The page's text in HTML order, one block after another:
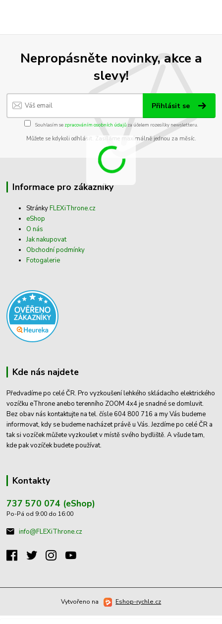
Nepropásněte novinky, akce a
slevy!
Přihlásit se
Souhlasím se zpracováním osobních údajůza účelem rozesílky newsletteru.
Můžete se kdykoli odhlásit. Zasíláme maximálně jednou za měsíc.
Informace pro zákazníky
StránkyFLEXiThrone.cz
eShop
O nás
Jak nakupovat
Obchodní podmínky
Fotogalerie
Kde nás najdete
Předvadíme po celé ČR. Pro vyzkoušení lehkého skládacího elektrického
vozíčku eThrone anebo terenního ZOOM 4x4 je snadné se domluvit.
Bez obav nás kontaktujte na tel. čísle 604 800 716 a my Vás budeme
informovat, kdy se budeme nacházet právě u Vás. Jezdíme po celé ČR a
tak si vozíček můžete vyzkoušet v místě svého bydliště. A všude tam,
kde pak vozíček budete používat.
Kontakty
737 570 074 (eShop)
Po-Pá od 9:00 do 16:00
info@FLEXiThrone.cz
Vytvořeno na Eshop-rychle.cz